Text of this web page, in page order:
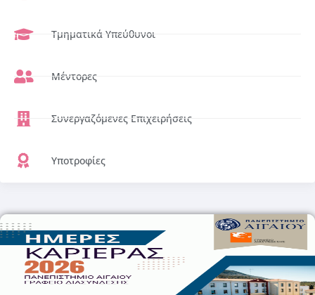
Τμηματικά Υπεύθυνοι
Μέντορες
Συνεργαζόμενες Επιχειρήσεις
Υποτροφίες